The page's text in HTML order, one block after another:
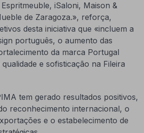
iSaloni, Maison &
de Zaragoza.», reforça,
desta iniciativa que «incluem a
português, o aumento das
da marca Portugal
e sofisticação na Fileira
tem gerado resultados positivos,
reconhecimento internacional, o
e o estabelecimento de